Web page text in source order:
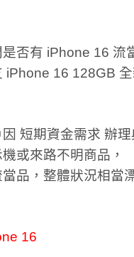
否有 iPhone 16 流
iPhone 16 128GB
短期資金需求 辦理
或來路不明商品，
品，整體狀況相當
16